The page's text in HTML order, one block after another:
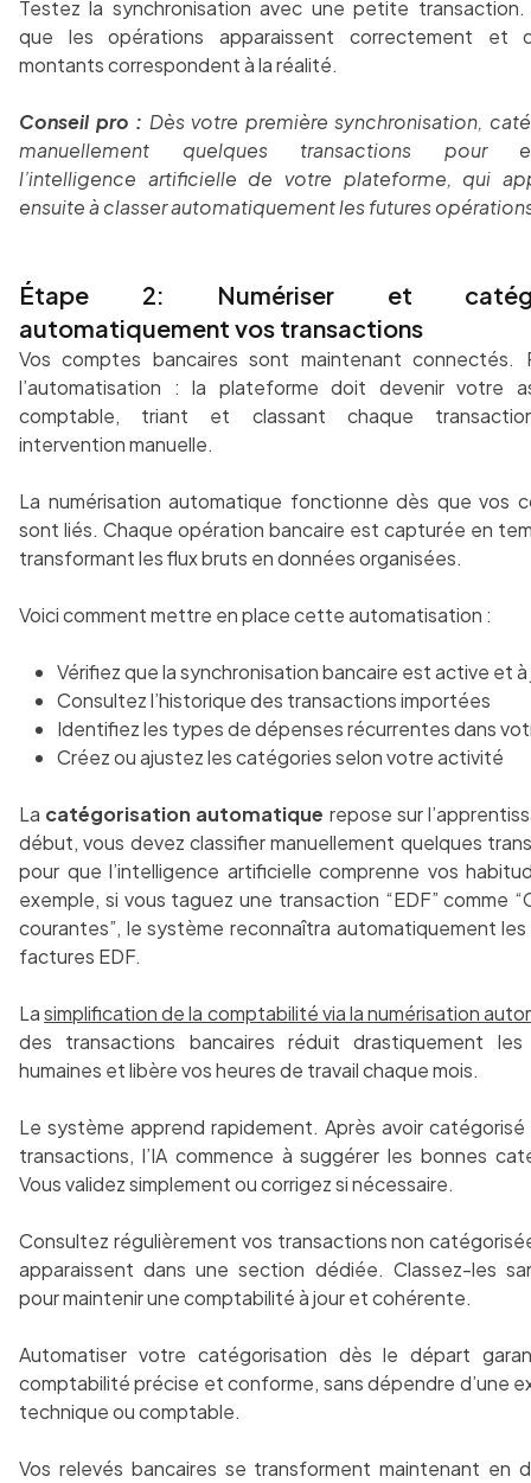
Testez la synchronisation avec une petite transaction.
que les opérations apparaissent correctement et
montants correspondent à la réalité.
Conseil pro : Dès votre première synchronisation,
manuellement quelques transactions pour
l’intelligence artificielle de votre plateforme, qui
ensuite à classer automatiquement les futures
Étape 2: Numériser et
automatiquement vos transactions
Vos comptes bancaires sont maintenant connectés.
l’automatisation : la plateforme doit devenir votre
comptable, triant et classant chaque
intervention manuelle.
La numérisation automatique fonctionne dès que vos
sont liés. Chaque opération bancaire est capturée en
transformant les flux bruts en données organisées.
Voici comment mettre en place cette automatisation :
Vérifiez que la synchronisation bancaire est active et à
Consultez l’historique des transactions importées
Identifiez les types de dépenses récurrentes dans
Créez ou ajustez les catégories selon votre activité
La catégorisation automatique repose sur
début, vous devez classifier manuellement quelques
pour que l’intelligence artificielle comprenne vos
exemple, si vous taguez une transaction “EDF” comme
courantes”, le système reconnaîtra automatiquement
factures EDF.
Lasimplification de la comptabilité via la numérisation
des transactions bancaires réduit drastiquement les
humaines et libère vos heures de travail chaque mois.
Le système apprend rapidement. Après avoir catégorisé
transactions, l’IA commence à suggérer les bonnes
Vous validez simplement ou corrigez si nécessaire.
Consultez régulièrement vos transactions non
apparaissent dans une section dédiée. Classez-les
pour maintenir une comptabilité à jour et cohérente.
Automatiser votre catégorisation dès le départ
comptabilité précise et conforme, sans dépendre d’une
technique ou comptable.
Vos relevés bancaires se transforment maintenant en